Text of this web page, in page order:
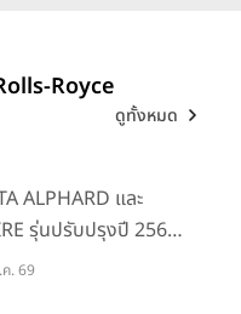
Royce
ดูทั้งหมด
ALPHARD และ
รุ่นปรับปรุงปี 2569
อยใหม่ HEV
. 69